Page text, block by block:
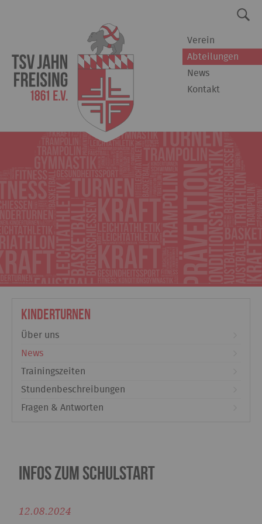
Verein
Abteilungen
News
Kontakt
Kinderturnen
Über uns
News
Trainingszeiten
Stundenbeschreibungen
Fragen & Antworten
Infos zum Schulstart
12.08.2024